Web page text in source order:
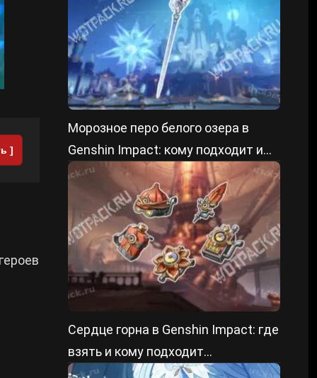
]
Морозное перо белого озера в
Genshin Impact: кому подходит и
как прокачать
Сердце горна в Genshin Impact: где
взять и кому подходит
саппортский сет